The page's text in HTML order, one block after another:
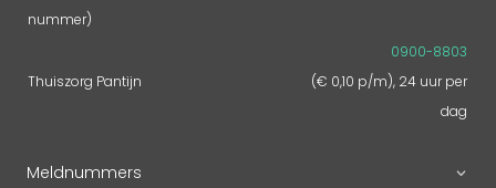
nummer)
Thuiszorg Pantijn
0900-8803
(€ 0,10 p/m), 24 uur per
dag
Meldnummers